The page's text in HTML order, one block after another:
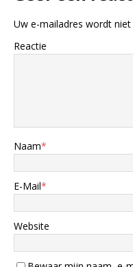
Uw e-mailadres wordt niet
Reactie
Naam*
E-Mail*
Website